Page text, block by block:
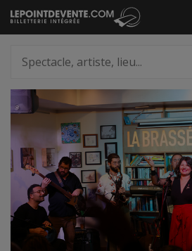
Passer
au
artiste,
lieu...